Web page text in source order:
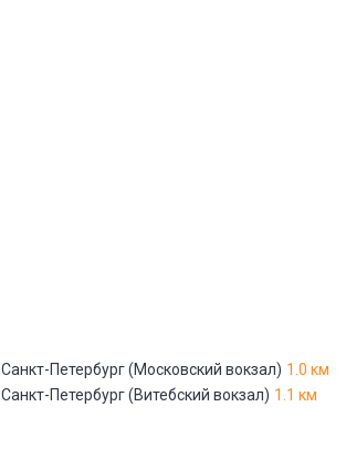
Санкт-Петербург (Московский вокзал) 1.0 км
Санкт-Петербург (Витебский вокзал) 1.1 км